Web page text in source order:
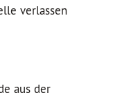
verlassen
aus der